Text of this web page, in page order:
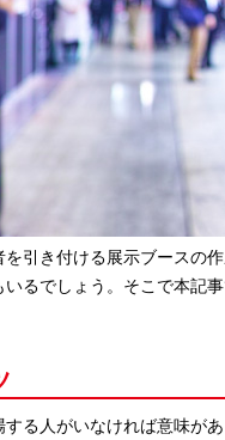
引き付ける展示ブースの
るでしょう。そこで本記
る人がいなければ意味が